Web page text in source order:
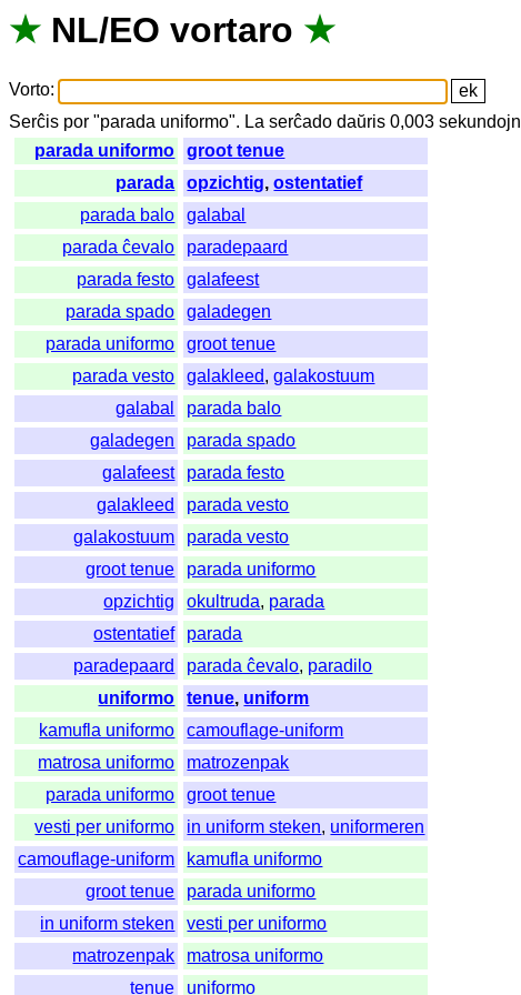
★ NL/EO vortaro ★
Vorto:
Serĉis por "parada uniformo". La serĉado daŭris 0,003sekundojn
parada uniformo
groot tenue
parada
opzichtig,ostentatief
parada balo
galabal
parada ĉevalo
paradepaard
parada festo
galafeest
parada spado
galadegen
parada uniformo
groot tenue
parada vesto
galakleed,galakostuum
galabal
parada balo
galadegen
parada spado
galafeest
parada festo
galakleed
parada vesto
galakostuum
parada vesto
groot tenue
parada uniformo
opzichtig
okultruda, parada
ostentatief
parada
paradepaard
parada ĉevalo, paradilo
uniformo
tenue, uniform
kamufla uniformo
camouflage-uniform
matrosa uniformo
matrozenpak
parada uniformo
groot tenue
vesti per uniformo
in uniform steken, uniformeren
camouflage-uniform
kamufla uniformo
groot tenue
parada uniformo
in uniform steken
vesti per uniformo
matrozenpak
matrosa uniformo
tenue
uniformo